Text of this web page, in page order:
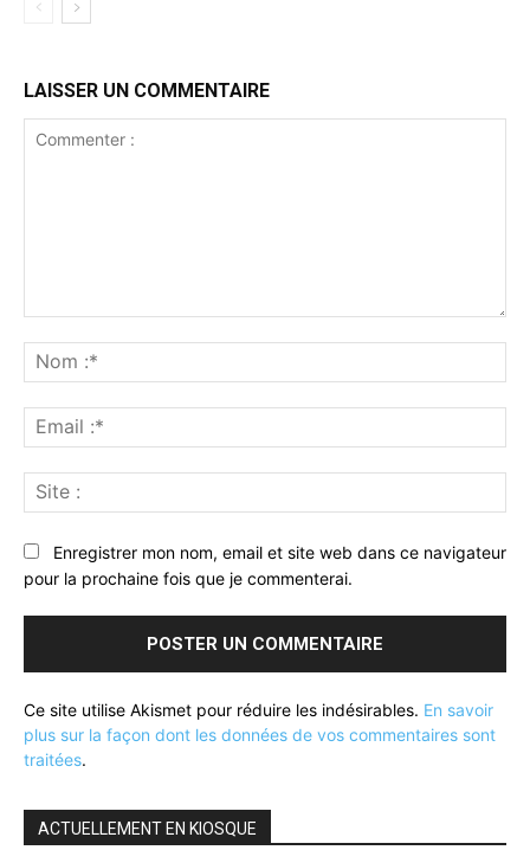
LAISSER UN COMMENTAIRE
:*
:*
:
Enregistrer mon nom, email et site web dans ce navigateur
pour la prochaine fois que je commenterai.
Ce site utilise Akismet pour réduire les indésirables. En savoir
plus sur la façon dont les données de vos commentaires sont
traitées.
ACTUELLEMENT EN KIOSQUE